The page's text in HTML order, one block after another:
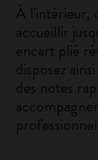
À l'intérieur,
accueillir
encart plié
disposez
des notes